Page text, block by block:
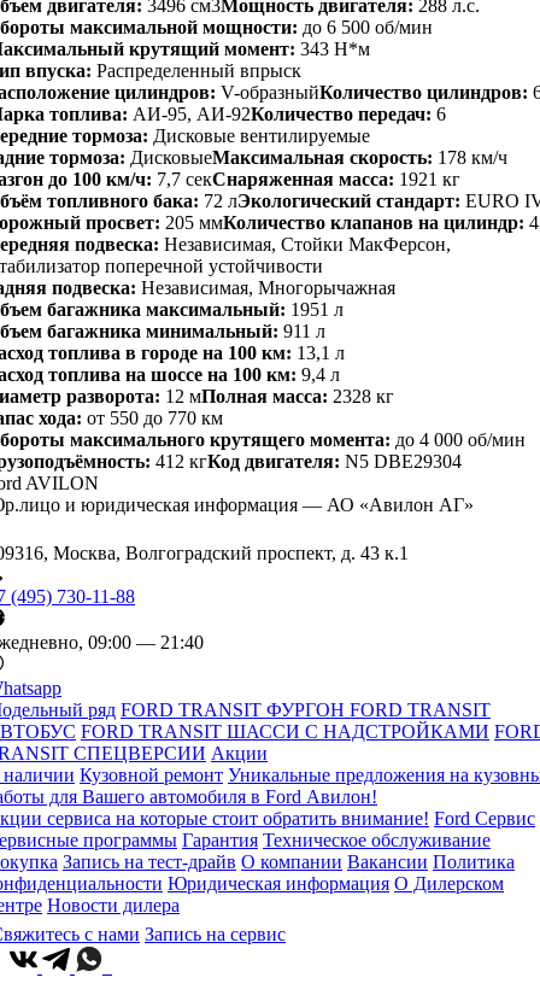
двигателя: 3496 см3Мощность двигателя: 288 л.с.
максимальной мощности: до 6 500 об/мин
крутящий момент: 343 Н*м
впуска: Распределенный впрыск
цилиндров: V-образныйКоличество цилиндров:
топлива: АИ-95, АИ-92Количество передач: 6
тормоза: Дисковые вентилируемые
тормоза: ДисковыеМаксимальная скорость: 178 км/ч
до 100 км/ч: 7,7 секСнаряженная масса: 1921 кг
топливного бака: 72 лЭкологический стандарт: EURO
просвет: 205 ммКоличество клапанов на цилиндр: 4
подвеска: Независимая, Стойки МакФерсон,
поперечной устойчивости
подвеска: Независимая, Многорычажная
багажника максимальный: 1951 л
багажника минимальный: 911 л
топлива в городе на 100 км: 13,1 л
топлива на шоссе на 100 км: 9,4 л
разворота: 12 мПолная масса: 2328 кг
хода: от 550 до 770 км
максимального крутящего момента: до 4 000 об/мин
412 кгКод двигателя: N5 DBE29304
AVILON
и юридическая информация — АО «Авилон АГ»
Москва, Волгоградский проспект, д. 43 к.1
(495) 730-11-88
09:00 — 21:40
ряд FORD TRANSIT ФУРГОН FORD TRANSIT
FORD TRANSIT ШАССИ С НАДСТРОЙКАМИ
СПЕЦВЕРСИИ Акции
Кузовной ремонт Уникальные предложения на
для Вашего автомобиля в Ford Авилон!
сервиса на которые стоит обратить внимание! Ford Сервис
программы Гарантия Техническое обслуживание
Запись на тест-драйв О компании Вакансии Политика
Юридическая информация О Дилерском
Новости дилера
с нами Запись на сервис